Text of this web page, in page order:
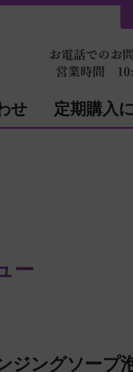
せ 定期購入
ー
ジングソープ